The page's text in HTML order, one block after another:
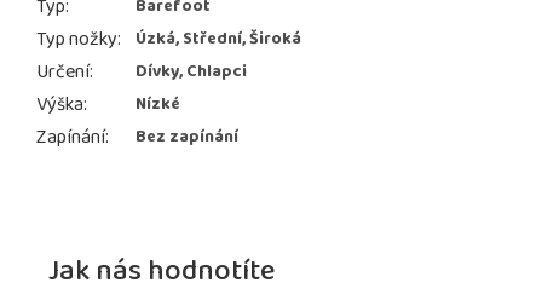
Typ: Barefoot
Typ nožky: Úzká, Střední, Široká
Určení: Dívky, Chlapci
Výška: Nízké
Zapínání: Bez zapínání
Jak nás hodnotíte